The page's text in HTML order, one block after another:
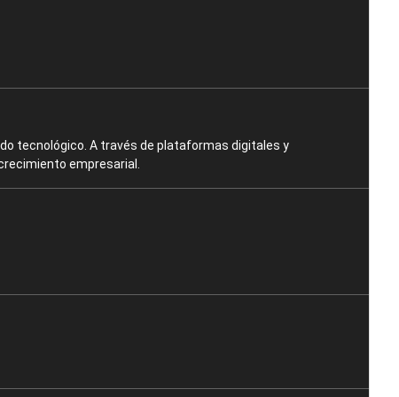
tecnológico. A través de plataformas digitales y
empresarial.